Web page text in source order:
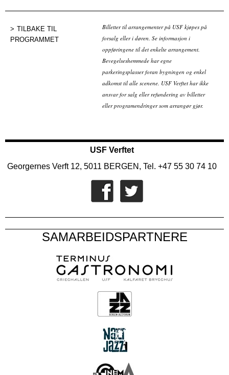
TILBAKE TIL
PROGRAMMET
Billetter til arrangementer på USF kjøpes på
forsalg eller i døren. Se informasjon i
oppføringene til det enkelte arrangement.
Bevegelseshemmede har egne
parkeringsplasser foran bygningen og enkel
adkomst til alle scenene. USF Verftet har ikke
ansvar for salg eller refundering av billetter
eller programendringer som arrangør gjør.
USF Verftet
Georgernes Verft 12, 5011 BERGEN, Tel. +47 55 30 74 10
SAMARBEIDSPARTNERE